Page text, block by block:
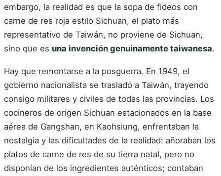
embargo, la realidad es que la sopa de fideos con
carne de res roja estilo Sichuan, el plato más
representativo de Taiwán, no proviene de Sichuan,
sino que es una invención genuinamente taiwanesa.
Hay que remontarse a la posguerra. En 1949, el
gobierno nacionalista se trasladó a Taiwán, trayendo
consigo militares y civiles de todas las provincias. Los
cocineros de origen Sichuan estacionados en la base
aérea de Gangshan, en Kaohsiung, enfrentaban la
nostalgia y las dificultades de la realidad: añoraban los
platos de carne de res de su tierra natal, pero no
disponían de los ingredientes auténticos; contaban